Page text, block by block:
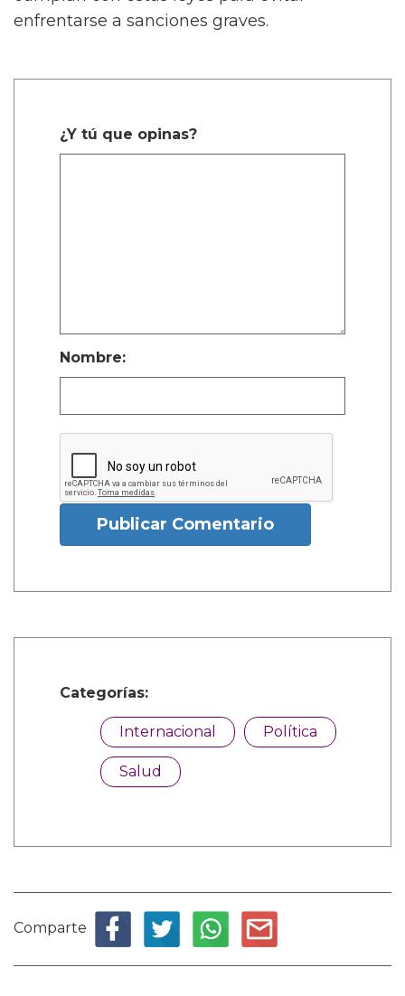
enfrentarse a sanciones graves.
¿Y tú que opinas?
Nombre:
Publicar Comentario
Categorías:
Internacional Política
Salud
Comparte